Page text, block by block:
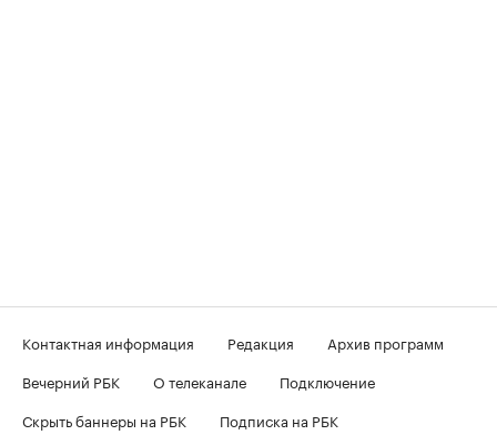
Контактная информация Редакция
Архив программ
Вечерний РБК
О телеканале
Подключение
Скрыть баннеры на РБК
Подписка на РБК